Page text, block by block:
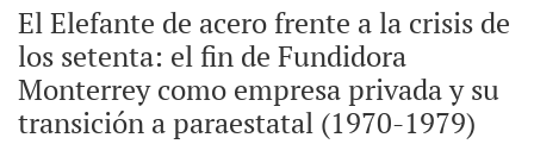
El Elefante de acero frente a la crisis de
los setenta: el fin de Fundidora
Monterrey como empresa privada y su
transición a paraestatal (1970-1979)